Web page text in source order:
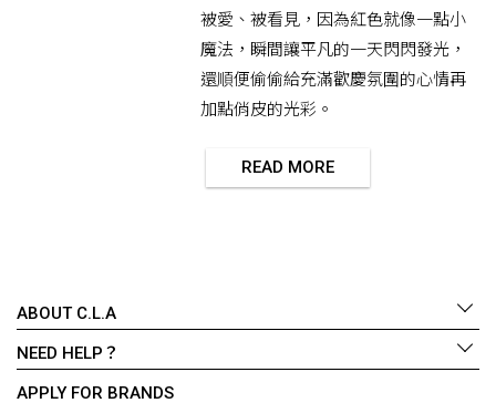
被愛、被看見，因為紅色就像一點小
魔法，瞬間讓平凡的一天閃閃發光，
還順便偷偷給充滿歡慶氛圍的心情再
加點俏皮的光彩。
READ MORE
ABOUT C.L.A
NEED HELP？
APPLY FOR BRANDS